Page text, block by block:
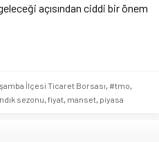
açısından ciddi bir önem
İlçesi Ticaret Borsası, #tmo,
sezonu, fiyat, manset, piyasa